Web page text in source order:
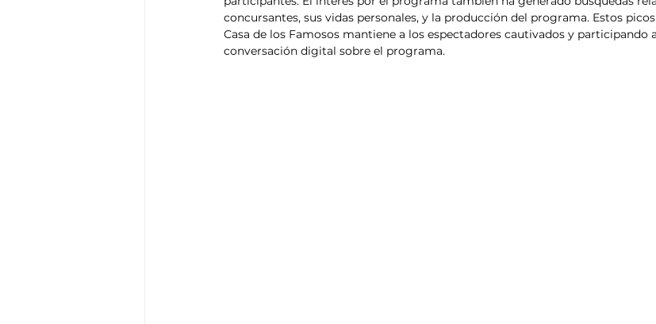
concursantes, sus vidas personales, y la producción del programa. Estos
Casa de los Famosos mantiene a los espectadores cautivados y participando
conversación digital sobre el programa.